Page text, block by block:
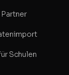
Schulen